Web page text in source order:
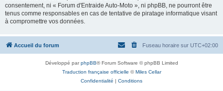
consentement, ni « Forum d'Entraide Auto-Moto », ni phpBB, ne pourront être
tenus comme responsables en cas de tentative de piratage informatique visant
à compromettre vos données.
Accueil du forum Fuseau horaire sur UTC+02:00
Développé parphpBB® Forum Software © phpBB Limited
Traduction française officielle ©Miles Cellar
Confidentialité | Conditions